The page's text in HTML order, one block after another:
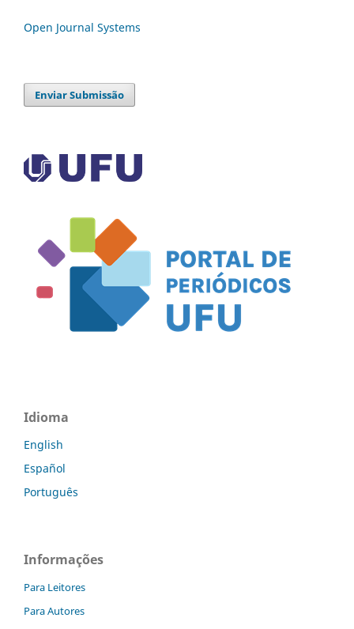
Open Journal Systems
Enviar Submissão
Idioma
English
Español
Português
Informações
Para Leitores
Para Autores